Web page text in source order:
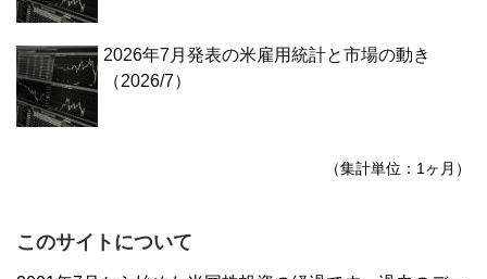
2026年7月発表の米雇用統計と市場の動き
（2026/7）
（集計単位：1ヶ月）
このサイトについて